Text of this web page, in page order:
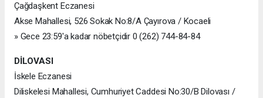
Çağdaşkent Eczanesi
Akse Mahallesi, 526 Sokak No:8/A Çayırova / Kocaeli
» Gece 23:59'a kadar nöbetçidir 0 (262) 744-84-84
DİLOVASI
İskele Eczanesi
Diliskelesi Mahallesi, Cumhuriyet Caddesi No:30/B Dilovası /